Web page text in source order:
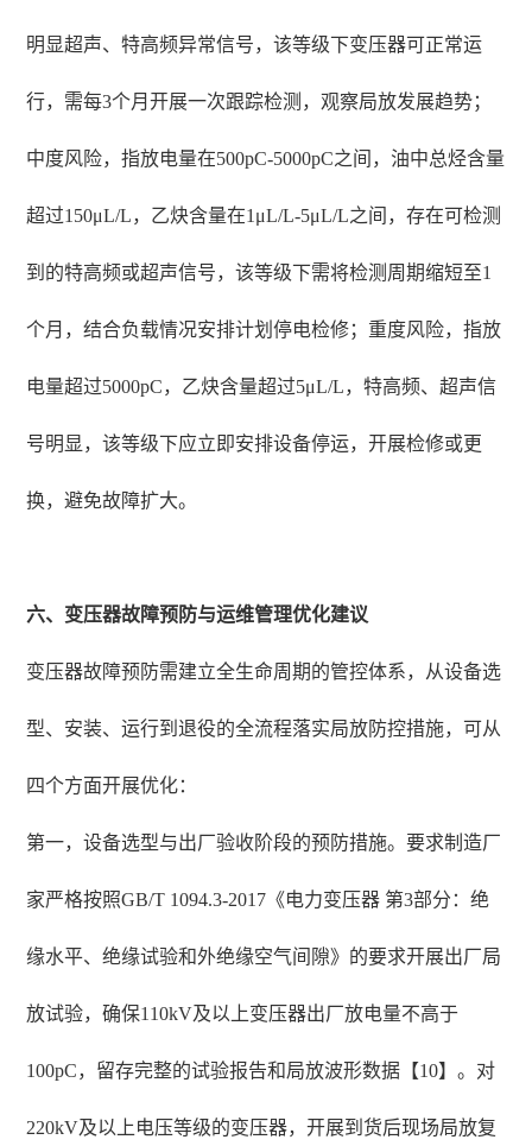
明显超声、特高频异常信号，该等级下变压器可正常运
行，需每3个月开展一次跟踪检测，观察局放发展趋势；
中度风险，指放电量在500pC-5000pC之间，油中总烃含量
超过150μL/L，乙炔含量在1μL/L-5μL/L之间，存在可检测
到的特高频或超声信号，该等级下需将检测周期缩短至1
个月，结合负载情况安排计划停电检修；重度风险，指放
电量超过5000pC，乙炔含量超过5μL/L，特高频、超声信
号明显，该等级下应立即安排设备停运，开展检修或更
换，避免故障扩大。
六、变压器故障预防与运维管理优化建议
变压器故障预防需建立全生命周期的管控体系，从设备选
型、安装、运行到退役的全流程落实局放防控措施，可从
四个方面开展优化：
第一，设备选型与出厂验收阶段的预防措施。要求制造厂
家严格按照GB/T 1094.3-2017《电力变压器 第3部分：绝
缘水平、绝缘试验和外绝缘空气间隙》的要求开展出厂局
放试验，确保110kV及以上变压器出厂放电量不高于
100pC，留存完整的试验报告和局放波形数据【10】。对
220kV及以上电压等级的变压器，开展到货后现场局放复